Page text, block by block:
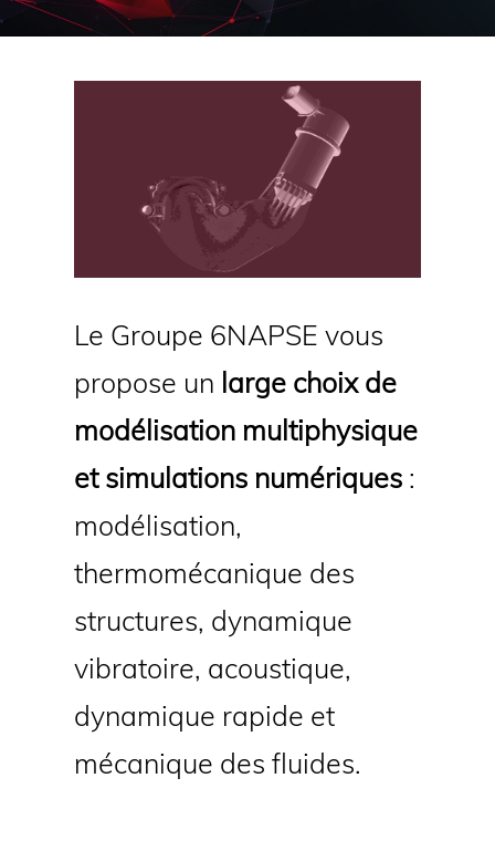
Le Groupe 6NAPSE vous
propose un large choix de
modélisation multiphysique
et simulations numériques :
modélisation,
thermomécanique des
structures, dynamique
vibratoire, acoustique,
dynamique rapide et
mécanique des fluides.